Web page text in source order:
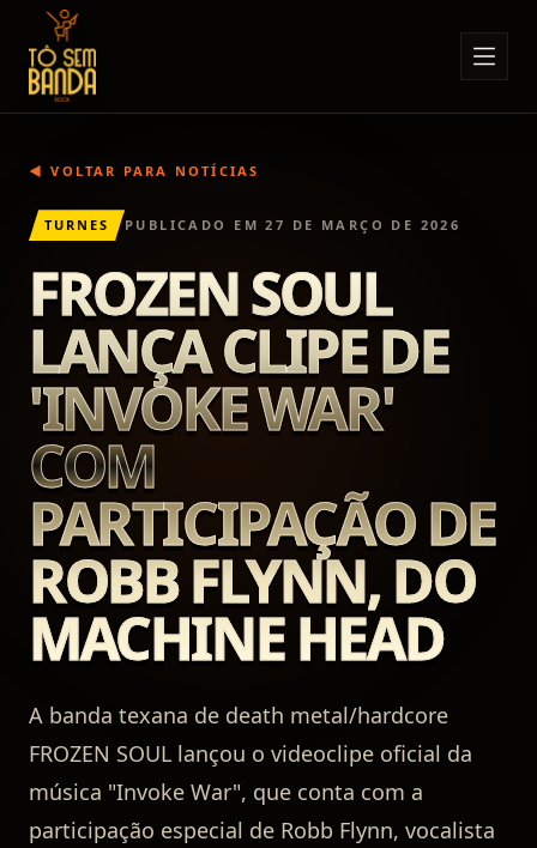
Sobre Nós
Eventos
Minha Conta
Contato
◀ VOLTAR PARA NOTÍCIAS
TURNES PUBLICADO EM27 DE MARÇO DE 2026
FROZEN SOUL
LANÇA CLIPE DE
'INVOKE WAR'
COM
PARTICIPAÇÃO DE
ROBB FLYNN, DO
MACHINE HEAD
A banda texana de death metal/hardcore
FROZEN SOUL lançou o videoclipe oficial da
música "Invoke War", que conta com a
participação especial de Robb Flynn, vocalista